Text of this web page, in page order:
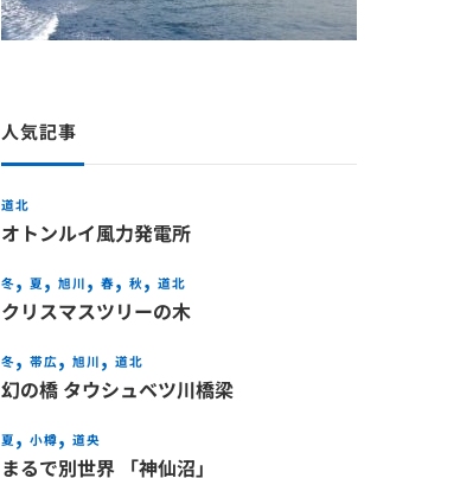
人気記事
道北
オトンルイ風力発電所
冬 夏 旭川 春 秋 道北
クリスマスツリーの木
冬 帯広 旭川 道北
幻の橋 タウシュベツ川橋梁
夏 小樽 道央
まるで別世界 「神仙沼」